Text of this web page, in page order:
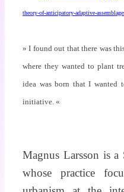
theory-of-anticipatory-adaptive-
» I found out that there was
where they wanted to plant
idea was born that I wanted
initiative. «
Magnus Larsson is a
whose practice